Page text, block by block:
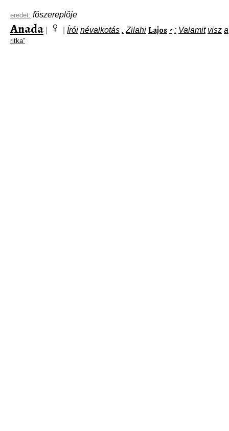
eredet: főszereplője
Anada ♀ Írói névalkotás . Zilahi Lajos ‣ : Valamit visz a
ritka”